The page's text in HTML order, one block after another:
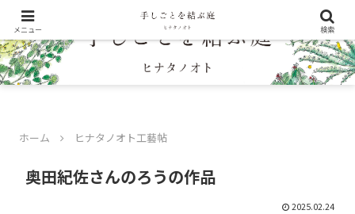
ホーム ヒナタノオト工藝帖
奥田紀佐さんのろうの作品
2025.02.24
メニュー 検索